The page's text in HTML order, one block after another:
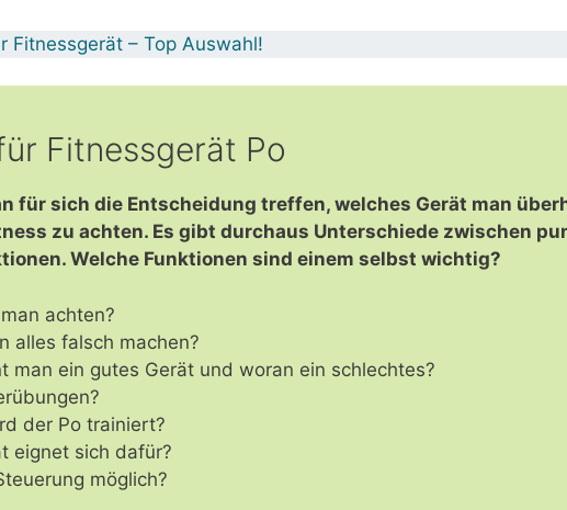
Fitnessgerät – Top Auswahl!
Fitnessgerät Po
für sich die Entscheidung treffen, welches Gerät man
zu achten. Es gibt durchaus Unterschiede zwischen
Welche Funktionen sind einem selbst wichtig?
achten?
alles falsch machen?
man ein gutes Gerät und woran ein schlechtes?
der Po trainiert?
eignet sich dafür?
möglich?